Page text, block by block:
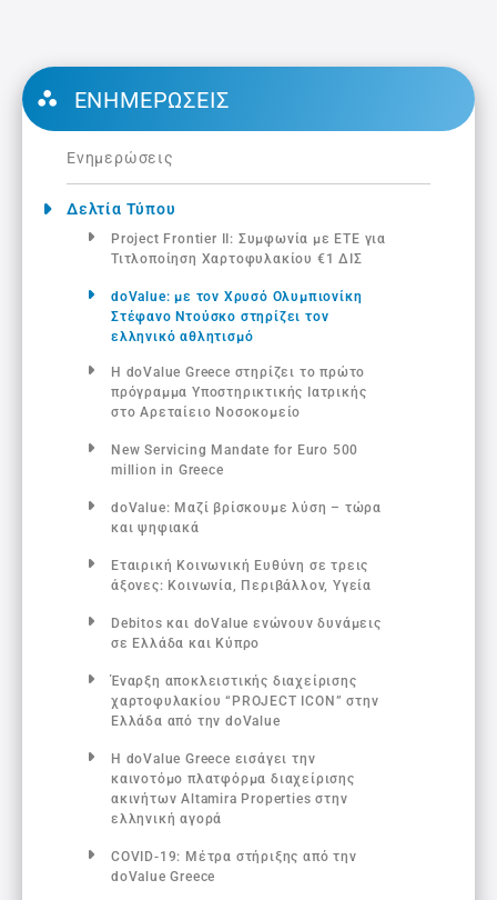
ΕΝΗΜΕΡΏΣΕΙΣ
Ενημερώσεις
Δελτία Τύπου
Project Frontier ΙΙ: Συμφωνία με ΕΤΕ για
Τιτλοποίηση Χαρτοφυλακίου €1 ΔΙΣ
doValue: με τον Χρυσό Ολυμπιονίκη
Στέφανο Ντούσκο στηρίζει τον
ελληνικό αθλητισμό
Η doValue Greece στηρίζει το πρώτο
πρόγραμμα Υποστηρικτικής Ιατρικής
στο Αρεταίειο Νοσοκομείο
New Servicing Mandate for Euro 500
million in Greece
doValue: Μαζί βρίσκουμε λύση – τώρα
και ψηφιακά
Εταιρική Κοινωνική Ευθύνη σε τρεις
άξονες: Κοινωνία, Περιβάλλον, Υγεία
Debitos και doValue ενώνουν δυνάμεις
σε Ελλάδα και Κύπρο
Έναρξη αποκλειστικής διαχείρισης
χαρτοφυλακίου “PROJECT ICON” στην
Ελλάδα από την doValue
Η doValue Greece εισάγει την
καινοτόμο πλατφόρμα διαχείρισης
ακινήτων Altamira Properties στην
ελληνική αγορά
COVID-19: Μέτρα στήριξης από την
doValue Greece